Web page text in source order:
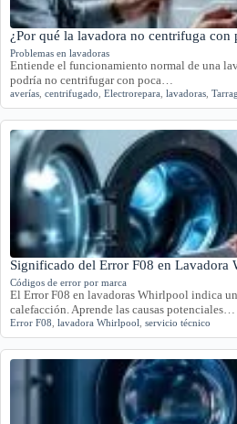
¿Por qué la lavadora no centrifuga con
Problemas en lavadoras
Entiende el funcionamiento normal de una
podría no centrifugar con poca…
averías centrifugado Electrorepara lavadoras
Significado del Error F08 en Lavadora
Códigos de error por marca
El Error F08 en lavadoras Whirlpool indica
calefacción. Aprende las causas potenciales…
Error F08 lavadora Whirlpool servicio técnico